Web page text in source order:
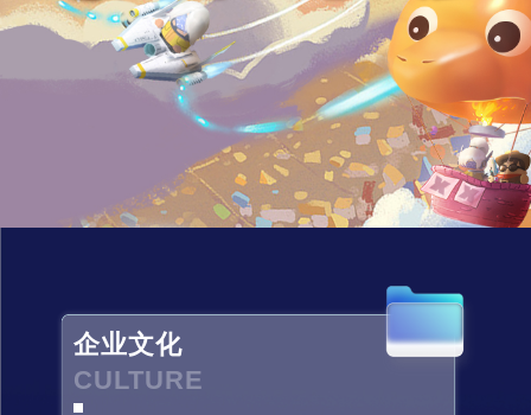
企业文化
CULTURE